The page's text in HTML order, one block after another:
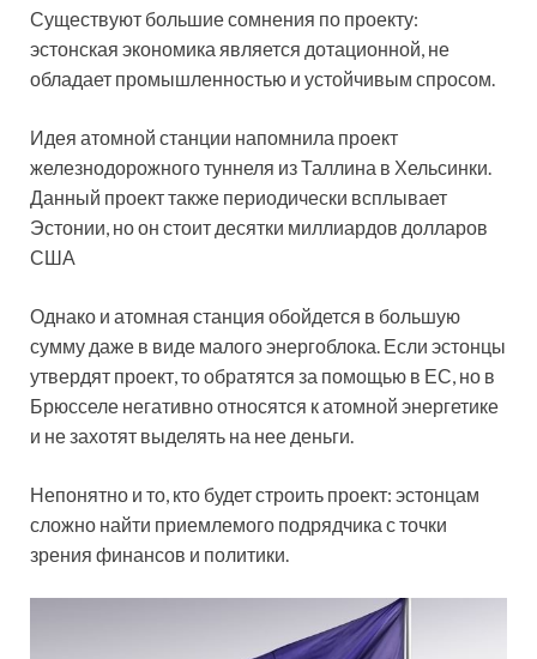
Существуют большие сомнения по проекту:
эстонская экономика является дотационной, не
обладает промышленностью и устойчивым спросом.
Идея атомной станции напомнила проект
железнодорожного туннеля из Таллина в Хельсинки.
Данный проект также периодически всплывает
Эстонии, но он стоит десятки миллиардов долларов
США
Однако и атомная станция обойдется в большую
сумму даже в виде малого энергоблока. Если эстонцы
утвердят проект, то обратятся за помощью в ЕС, но в
Брюсселе негативно относятся к атомной энергетике
и не захотят выделять на нее деньги.
Непонятно и то, кто будет строить проект: эстонцам
сложно найти приемлемого подрядчика с точки
зрения финансов и политики.